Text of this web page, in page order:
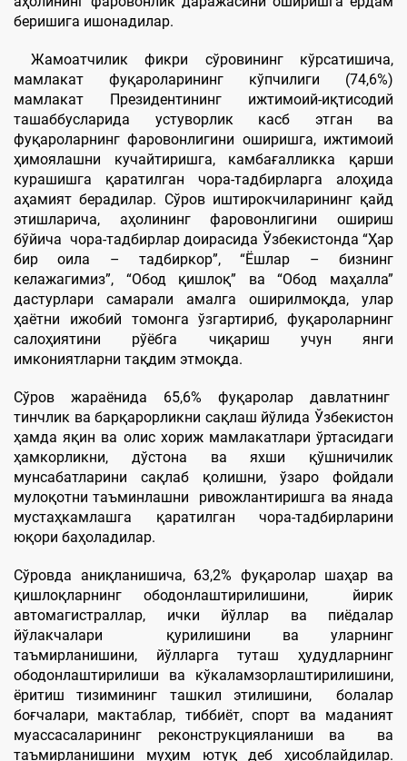
беришига ишонадилар.
Жамоатчилик фикри сўровининг кўрсатишича,
мамлакат фуқароларининг кўпчилиги (74,6%)
мамлакат Президентининг ижтимоий-иқтисодий
ташаббусларида устуворлик касб этган ва
фуқароларнинг фаровонлигини оширишга, ижтимоий
ҳимоялашни кучайтиришга, камбағалликка қарши
курашишга қаратилган чора-тадбирларга алоҳида
аҳамият берадилар. Сўров иштирокчиларининг қайд
этишларича, аҳолининг фаровонлигини ошириш
бўйича чора-тадбирлар доирасида Ўзбекистонда “Ҳар
бир оила – тадбиркор”, “Ёшлар – бизнинг
келажагимиз”, “Обод қишлоқ” ва “Обод маҳалла”
дастурлари самарали амалга оширилмоқда, улар
ҳаётни ижобий томонга ўзгартириб, фуқароларнинг
салоҳиятини рўёбга чиқариш учун янги
имкониятларни тақдим этмоқда.
Сўров жараёнида 65,6% фуқаролар давлатнинг
тинчлик ва барқарорликни сақлаш йўлида Ўзбекистон
ҳамда яқин ва олис хориж мамлакатлари ўртасидаги
ҳамкорликни, дўстона ва яхши қўшничилик
мунсабатларини сақлаб қолишни, ўзаро фойдали
мулоқотни таъминлашни ривожлантиришга ва янада
мустаҳкамлашга қаратилган чора-тадбирларини
юқори баҳоладилар.
Сўровда аниқланишича, 63,2% фуқаролар шаҳар ва
қишлоқларнинг ободонлаштирилишини, йирик
автомагистраллар, ички йўллар ва пиёдалар
йўлакчалари қурилишини ва уларнинг
таъмирланишини, йўлларга туташ ҳудудларнинг
ободонлаштирилиши ва кўкаламзорлаштирилишини,
ёритиш тизимининг ташкил этилишини, болалар
боғчалари, мактаблар, тиббиёт, спорт ва маданият
муассасаларининг реконструкцияланиши ва ва
таъмирланишини муҳим ютуқ деб ҳисоблайдилар.